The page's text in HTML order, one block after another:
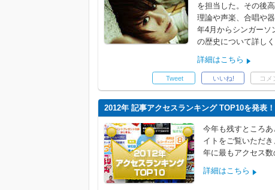
を担当した。その後
理論や声楽、合唱や
年4月からシンガーソ
の歴史について詳し
詳細はこちら
Tweet いいね! コメ
2012年 記事アクセスランキング TOP10を発表！
今年も残すところ
イトをご覧いただ
年に最もアクセス数
詳細はこちら